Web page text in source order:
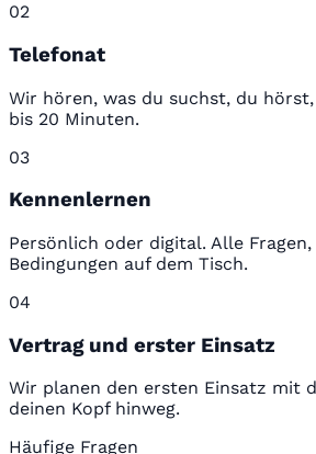
02
Telefonat
Wir hören, was du suchst, du
bis 20 Minuten.
03
Kennenlernen
Persönlich oder digital. Alle
Bedingungen auf dem Tisch.
04
Vertrag und erster Einsatz
Wir planen den ersten Einsatz mit
deinen Kopf hinweg.
Häufige Fragen